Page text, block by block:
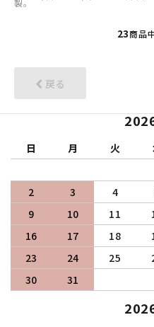
製。
23商品
戻る
日 月 火
2
3 4
9
10 11
16
17 18
23
24 25
30
31